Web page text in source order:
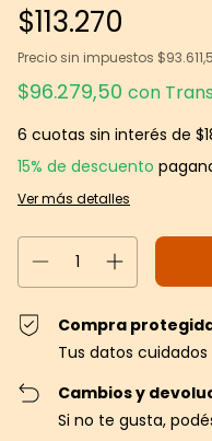
$113.270
Precio sin impuestos
$96.279,50 con
6 cuotas sin interés de
15% de descuento
Ver más detalles
Compra
Tus datos
Cambios y
Si no te gusta,